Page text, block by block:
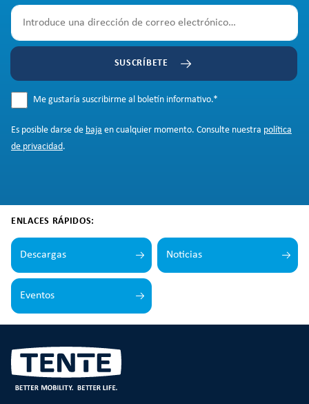
SUSCRÍBETE
Me gustaría suscribirme al boletín informativo.*
Es posible darse de baja en cualquier momento. Consulte nuestra política
de privacidad.
ENLACES RÁPIDOS:
Descargas Noticias
Eventos